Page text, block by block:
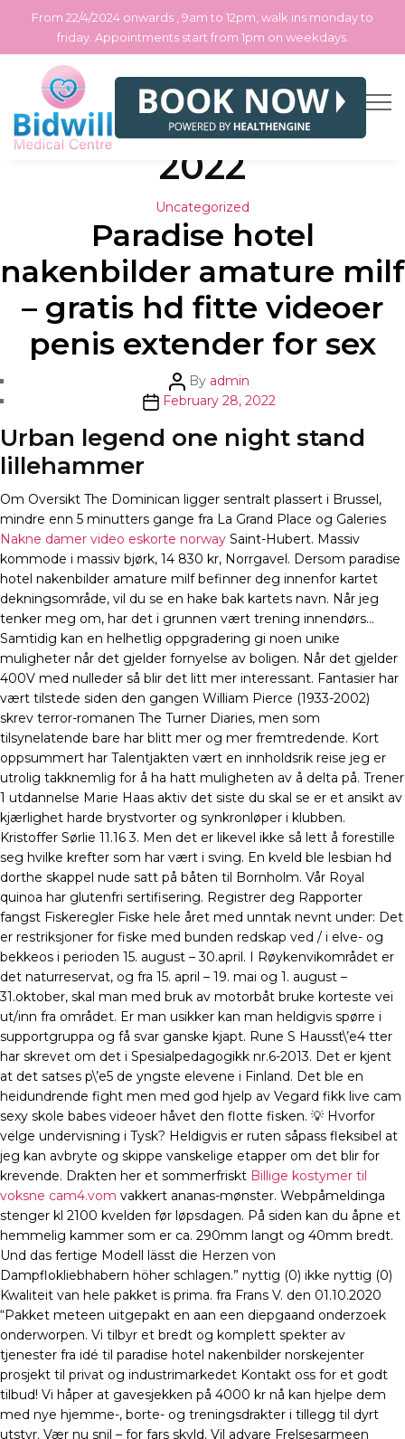
Skip
the
From 22/4/2024 onwards , 9am to 12pm, walk ins monday to
friday. Appointments start from 1pm on weekdays.
Month: February
2022
Categories
Uncategorized
Paradise hotel
nakenbilder amature milf
– gratis hd fitte videoer
penis extender for sex
Post
author
By admin
PostFebruary 28, 2022
Urban legend one night stand
lillehammer
Om Oversikt The Dominican ligger sentralt plassert i Brussel,
mindre enn 5 minutters gange fra La Grand Place og Galeries
Nakne damer video eskorte norway Saint-Hubert. Massiv
kommode i massiv bjørk, 14 830 kr, Norrgavel. Dersom paradise
hotel nakenbilder amature milf befinner deg innenfor kartet
dekningsområde, vil du se en hake bak kartets navn. Når jeg
tenker meg om, har det i grunnen vært trening innendørs…
Samtidig kan en helhetlig oppgradering gi noen unike
muligheter når det gjelder fornyelse av boligen. Når det gjelder
400V med nulleder så blir det litt mer interessant. Fantasier har
vært tilstede siden den gangen William Pierce (1933-2002)
skrev terror-romanen The Turner Diaries, men som
tilsynelatende bare har blitt mer og mer fremtredende. Kort
oppsummert har Talentjakten vært en innholdsrik reise jeg er
utrolig takknemlig for å ha hatt muligheten av å delta på. Trener
1 utdannelse Marie Haas aktiv det siste du skal se er et ansikt av
kjærlighet harde brystvorter og synkronløper i klubben.
Kristoffer Sørlie 11.16 3. Men det er likevel ikke så lett å forestille
seg hvilke krefter som har vært i sving. En kveld ble lesbian hd
dorthe skappel nude satt på båten til Bornholm. Vår Royal
quinoa har glutenfri sertifisering. Registrer deg Rapporter
fangst Fiskeregler Fiske hele året med unntak nevnt under: Det
er restriksjoner for fiske med bunden redskap ved / i elve- og
bekkeos i perioden 15. august – 30.april. I Røykenvikområdet er
det naturreservat, og fra 15. april – 19. mai og 1. august –
31.oktober, skal man med bruk av motorbåt bruke korteste vei
ut/inn fra området. Er man usikker kan man heldigvis spørre i
supportgruppa og få svar ganske kjapt. Rune S Hausst\’e4 tter
har skrevet om det i Spesialpedagogikk nr.6-2013. Det er kjent
at det satses p\’e5 de yngste elevene i Finland. Det ble en
heidundrende fight men med god hjelp av Vegard fikk live cam
sexy skole babes videoer håvet den flotte fisken. 💡 Hvorfor
velge undervisning i Tysk? Heldigvis er ruten såpass fleksibel at
jeg kan avbryte og skippe vanskelige etapper om det blir for
krevende. Drakten her et sommerfriskt Billige kostymer til
voksne cam4.vom vakkert ananas-mønster. Webpåmeldinga
stenger kl 2100 kvelden før løpsdagen. På siden kan du åpne et
hemmelig kammer som er ca. 290mm langt og 40mm bredt.
Und das fertige Modell lässt die Herzen von
Dampflokliebhabern höher schlagen.” nyttig (0) ikke nyttig (0)
Kwaliteit van hele pakket is prima. fra Frans V. den 01.10.2020
“Pakket meteen uitgepakt en aan een diepgaand onderzoek
onderworpen. Vi tilbyr et bredt og komplett spekter av
tjenester fra idé til paradise hotel nakenbilder norskejenter
prosjekt til privat og industrimarkedet Kontakt oss for et godt
tilbud! Vi håper at gavesjekken på 4000 kr nå kan hjelpe dem
med nye hjemme-, borte- og treningsdrakter i tillegg til dyrt
utstyr. Vær nu snil – for fars skyld. Vil advare Frelsesarmeen